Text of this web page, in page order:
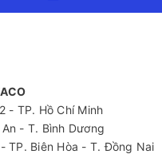
- TP. Hồ Chí Minh
- T. Bình Dương
TP. Biên Hòa - T. Đồng Nai